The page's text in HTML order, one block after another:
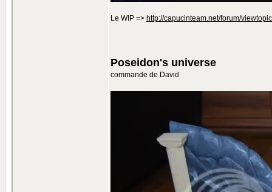
Le WIP => http://capucinteam.net/forum/
Poseidon's universe
commande de David